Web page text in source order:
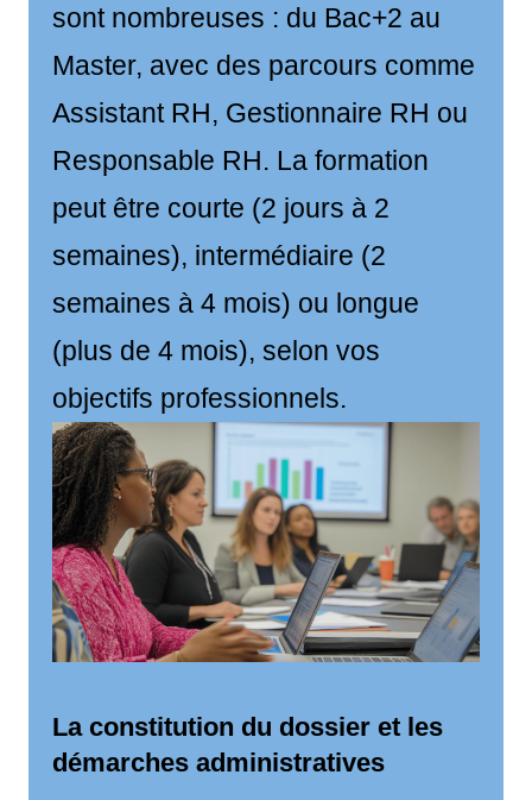
sont nombreuses : du Bac+2 au
Master, avec des parcours comme
Assistant RH, Gestionnaire RH ou
Responsable RH. La formation
peut être courte (2 jours à 2
semaines), intermédiaire (2
semaines à 4 mois) ou longue
(plus de 4 mois), selon vos
objectifs professionnels.
La constitution du dossier et les
démarches administratives